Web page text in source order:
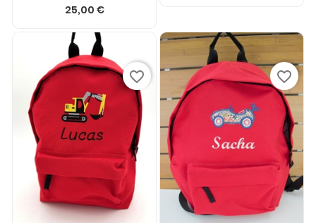
25,00 €
favorite_border favorite_border